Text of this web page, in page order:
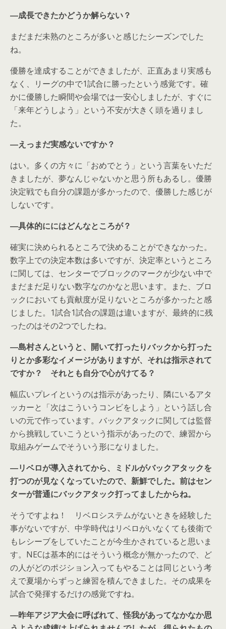
―成長できたかどうか解らない？
まだまだ未熟のところが多いと感じたシーズンでした
ね。
優勝を達成することができましたが、正直あまり実感も
なく、リーグの中で1試合に勝ったという感覚です。確
かに優勝した瞬間や会場では一安心しましたが、すぐに
「来年どうしよう」という不安が大きく頭を過りまし
た。
―えっまだ実感ないですか？
はい。多くの方々に「おめでとう」という言葉をいただ
きましたが、夢なんじゃないかと思う所もあるし。優勝
決定戦でも自分の課題が多かったので、優勝した感じが
しないです。
―具体的ににはどんなところが？
確実に決められるところで決めることができなかった。
数字上での決定本数は多いですが、決定率というところ
に関しては、センターでブロックのマークが少ない中で
まだまだ足りない数字なのかなと思います。また、ブロ
ックにおいても貢献度が足りないところが多かったと感
じました。1試合1試合の課題は違いますが、最終的に残
ったのはその2つでしたね。
―島村さんというと、開いて打ったりバックから打った
りとか多彩なイメージがありますが、それは指示されて
ですか？ それとも自分で心がけてる？
幅広いプレイというのは指示があったり、隣にいるアタ
ッカーと「次はこういうコンビをしよう」という話し合
いの元で作っています。バックアタックに関しては監督
から挑戦していこうという指示があったので、練習から
取組みゲームでそういう形になりました。
―リベロが導入されてから、ミドルがバックアタックを
打つのが見なくなっていたので、新鮮でした。前はセン
ターが普通にバックアタック打ってましたからね。
そうですよね！ リベロシステムがないときを経験した
事がないですが、中学時代はリベロがいなくても後衛で
もレシーブをしていたことが今生かされていると思いま
す。NECは基本的にはそういう概念が無かったので、ど
の人がどのポジション入ってもやることは同じという考
えで夏場からずっと練習を積んできました。その成果を
試合で発揮するだけの感覚ですね。
―昨年アジア大会に呼ばれて、怪我があってなかなか思